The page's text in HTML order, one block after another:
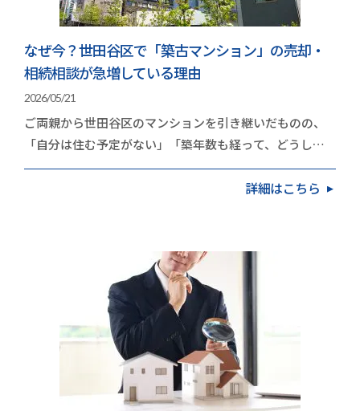
なぜ今？世田谷区で「築古マンション」の売却・
相続相談が急増している理由
2026/05/21
ご両親から世田谷区のマンションを引き継いだものの、
「自分は住む予定がない」「築年数も経って、どうした
ものか」と頭を抱えている方が増えています。久和不…
詳細はこちら